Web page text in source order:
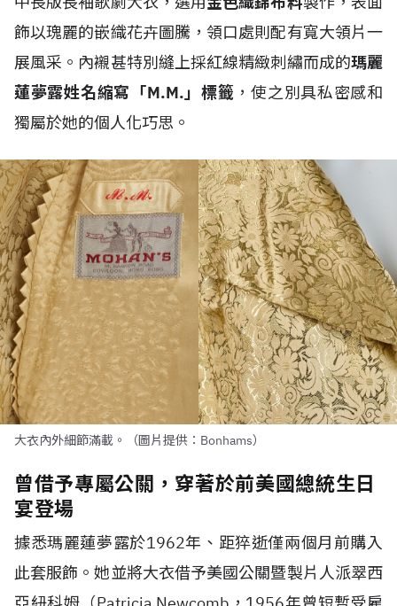
飾以瑰麗的嵌織花卉圖騰，領口處則配有寬大領片一
展風采。內襯甚特別縫上採紅線精緻刺繡而成的瑪麗
蓮夢露姓名縮寫「M.M.」標籤 ，使之別具私密感和
獨屬於她的個人化巧思。
大衣內外細節滿載。（圖片提供：Bonhams）
曾借予專屬公關，穿著於前美國總統生日
宴登場
據悉瑪麗蓮夢露於1962年、距猝逝僅兩個月前購入
此套服飾。她並將大衣借予美國公關暨製片人派翠西